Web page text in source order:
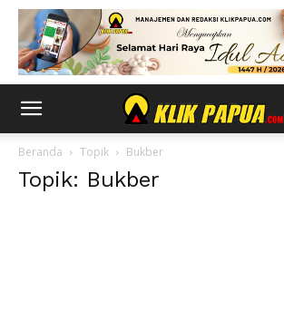
Beranda Topik Bukber
Topik: Bukber